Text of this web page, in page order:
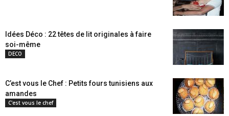
Idées Déco : 22 têtes de lit originales à faire
soi-même
DECO
C’est vous le Chef : Petits fours tunisiens aux
amandes
C'est vous le chef